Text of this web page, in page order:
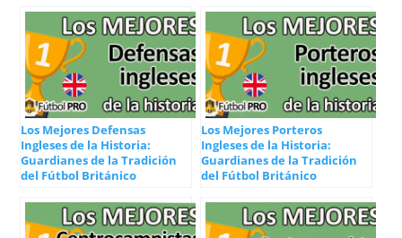
Los Mejores Defensas
Ingleses de la Historia:
Guardianes de la Tradición
del Fútbol Británico
Los Mejores Porteros
Ingleses de la Historia:
Guardianes de la Tradición
del Fútbol Británico